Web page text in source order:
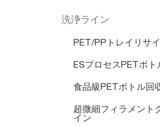
洗浄ライン
PET/PPトレイリサ
ESプロセスPETボ
食品級PETボトル回
超微細フィラメント
イン